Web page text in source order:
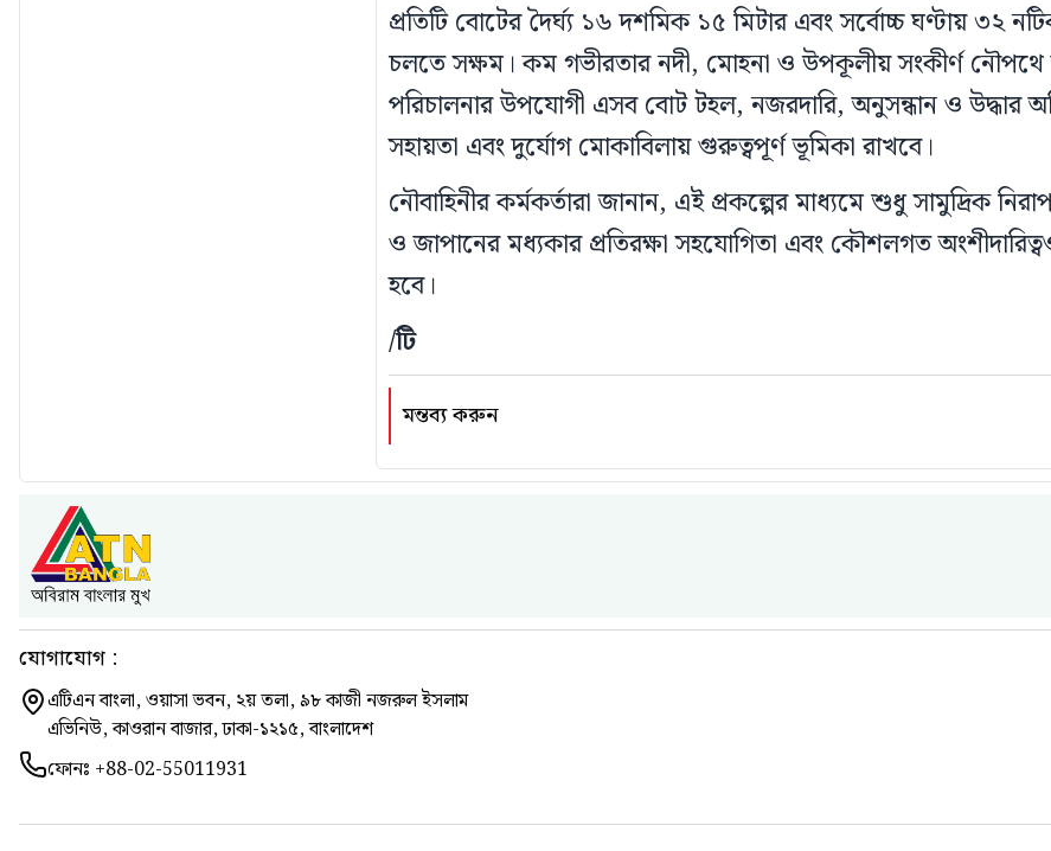
প্রতিটি বোটের দৈর্ঘ্য ১৬ দশমিক ১৫ মিটার এবং সর্বোচ্চ ঘণ্টায় ৩২
চলতে সক্ষম। কম গভীরতার নদী, মোহনা ও উপকূলীয় সংকীর্ণ নৌপথে
পরিচালনার উপযোগী এসব বোট টহল, নজরদারি, অনুসন্ধান ও উদ্ধার
সহায়তা এবং দুর্যোগ মোকাবিলায় গুরুত্বপূর্ণ ভূমিকা রাখবে।
নৌবাহিনীর কর্মকর্তারা জানান, এই প্রকল্পের মাধ্যমে শুধু সামুদ্রিক
ও জাপানের মধ্যকার প্রতিরক্ষা সহযোগিতা এবং কৌশলগত
হবে।
/টি
মন্তব্য করুন
যোগাযোগ :
এটিএন বাংলা, ওয়াসা ভবন, ২য় তলা, ৯৮ কাজী নজরুল ইসলাম
এভিনিউ, কাওরান বাজার, ঢাকা-১২১৫, বাংলাদেশ
ফোনঃ +88-02-55011931